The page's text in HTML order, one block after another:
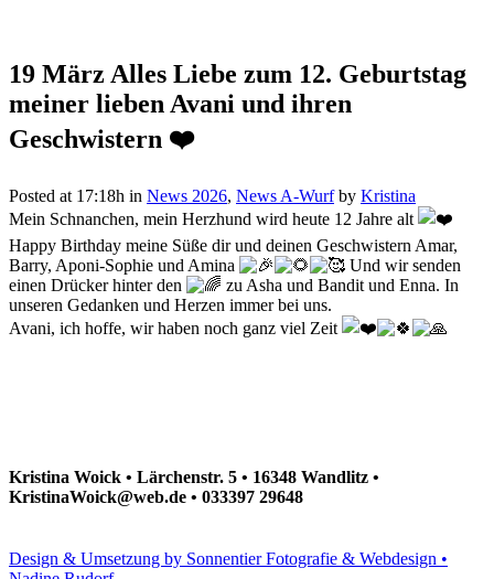
19 März Alles Liebe zum 12. Geburtstag
meiner lieben Avani und ihren
Geschwistern ❤️
Posted at 17:18h in News 2026, News A-Wurf by Kristina
Mein Schnanchen, mein Herzhund wird heute 12 Jahre alt
Happy Birthday meine Süße dir und deinen Geschwistern Amar,
Barry, Aponi-Sophie und Amina
Und wir senden
einen Drücker hinter den
zu Asha und Bandit und Enna. In
unseren Gedanken und Herzen immer bei uns.
Avani, ich hoffe, wir haben noch ganz viel Zeit
Kristina Woick • Lärchenstr. 5 • 16348 Wandlitz •
KristinaWoick@web.de • 033397 29648
Design & Umsetzung by Sonnentier Fotografie & Webdesign •